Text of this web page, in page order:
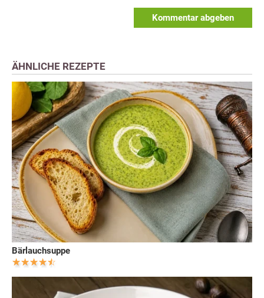
Kommentar abgeben
ÄHNLICHE REZEPTE
Bärlauchsuppe